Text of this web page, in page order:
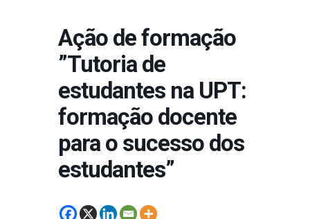
Ação de formação
”Tutoria de
estudantes na UPT:
formação docente
para o sucesso dos
estudantes”